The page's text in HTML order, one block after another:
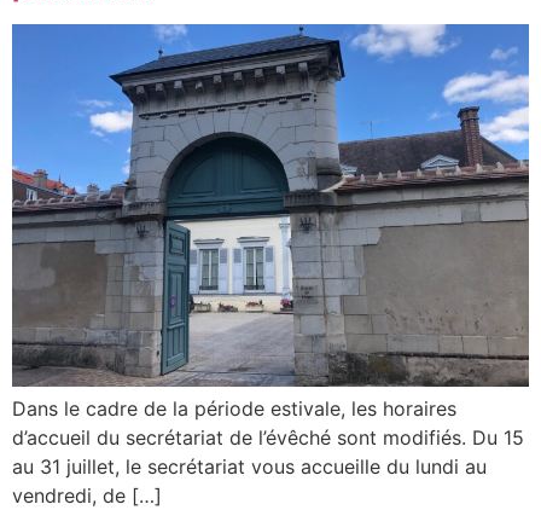
Dans le cadre de la période estivale, les horaires
d’accueil du secrétariat de l’évêché sont modifiés. Du 15
au 31 juillet, le secrétariat vous accueille du lundi au
vendredi, de […]